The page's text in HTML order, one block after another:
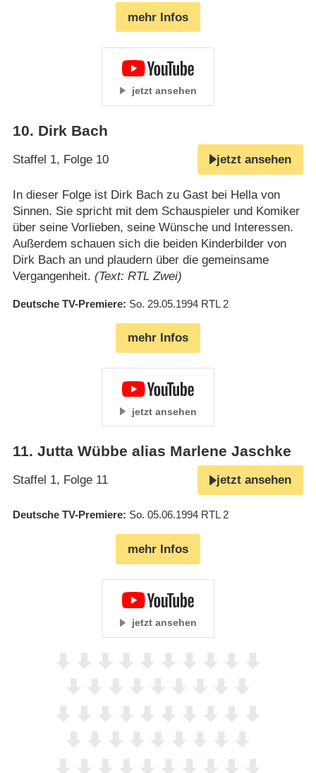
mehr Infos
jetzt ansehen
10. Dirk Bach
Staffel 1, Folge 10 jetzt ansehen
In dieser Folge ist Dirk Bach zu Gast bei Hella von
Sinnen. Sie spricht mit dem Schauspieler und Komiker
über seine Vorlieben, seine Wünsche und Interessen.
Außerdem schauen sich die beiden Kinderbilder von
Dirk Bach an und plaudern über die gemeinsame
Vergangenheit. (Text: RTL Zwei)
Deutsche TV-Premiere So. 29.05.1994 RTL 2
mehr Infos
jetzt ansehen
11. Jutta Wübbe alias Marlene Jaschke
Staffel 1, Folge 11 jetzt ansehen
Deutsche TV-Premiere So. 05.06.1994 RTL 2
mehr Infos
jetzt ansehen